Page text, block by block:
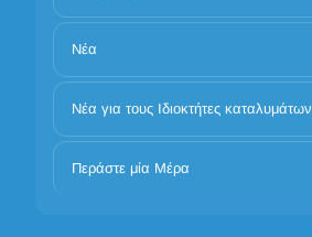
Νέα
Νέα για τους Ιδιοκτήτες καταλυμάτων
Περάστε μία Μέρα